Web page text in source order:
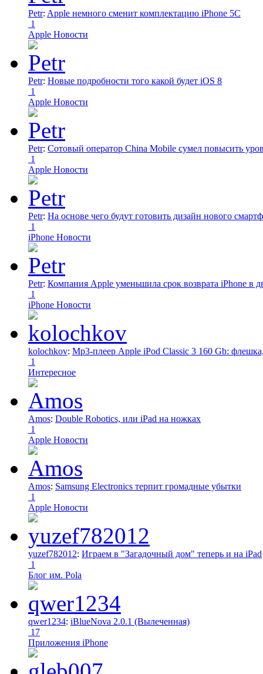
Petr: Apple немного сменит комплектацию iPhone 5C
1
Apple Новости
Petr: Новые подробности того какой будет iOS 8
1
Apple Новости
Petr: Сотовый оператор China Mobile сумел повысить
1
Apple Новости
Petr: На основе чего будут готовить дизайн нового
1
iPhone Новости
Petr: Компания Apple уменьшила срок возврата iPhone в
1
iPhone Новости
kolochkov: Mp3-плеер Apple iPod Classic 3 160 Gb:
1
Интересное
Amos: Double Robotics, или iPad на ножках
1
Apple Новости
Amos: Samsung Electronics терпит громадные убытки
1
Apple Новости
yuzef782012: Играем в "Загадочный дом" теперь и на iPad
1
Блог им. Pola
qwer1234: iBlueNova 2.0.1 (Вылеченная)
17
Приложения iPhone